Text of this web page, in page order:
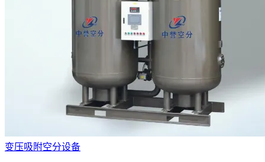
变压吸附空分设备